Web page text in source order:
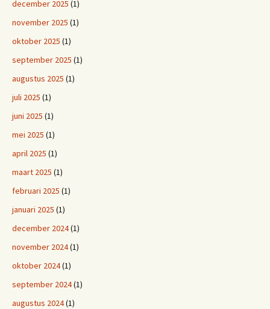
december 2025 (1)
november 2025 (1)
oktober 2025 (1)
september 2025 (1)
augustus 2025 (1)
juli 2025 (1)
juni 2025 (1)
mei 2025 (1)
april 2025 (1)
maart 2025 (1)
februari 2025 (1)
januari 2025 (1)
december 2024(1)
november 2024(1)
oktober 2024(1)
september 2024(1)
augustus 2024(1)